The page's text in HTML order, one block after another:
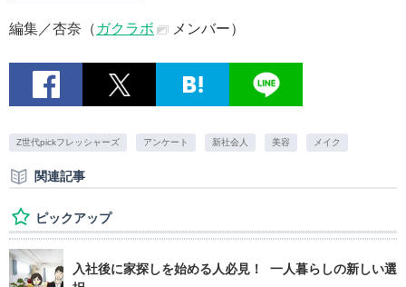
編集／杏奈（ ガクラボ メンバー）
Z世代pickフレッシャーズ アンケート 新社会人 美容 メイク
関連記事
ピックアップ
入社後に家探しを始める人必見！ 一人暮らしの新しい選